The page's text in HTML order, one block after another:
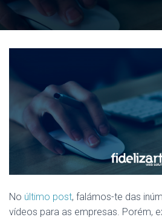
No último post, falámos-te das
vídeos para as empresas. Porém,